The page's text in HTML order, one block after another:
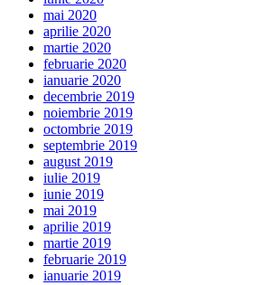
mai 2020
aprilie 2020
martie 2020
februarie 2020
ianuarie 2020
decembrie 2019
noiembrie 2019
octombrie 2019
septembrie 2019
august 2019
iulie 2019
iunie 2019
mai 2019
aprilie 2019
martie 2019
februarie 2019
ianuarie 2019